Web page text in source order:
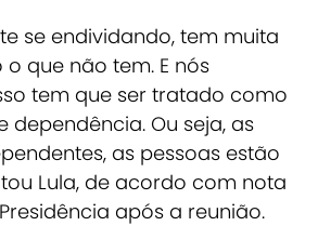
se endividando, tem muita
que não tem. E nós
tem que ser tratado como
dependência. Ou seja, as
as pessoas estão
Lula, de acordo com nota
após a reunião.